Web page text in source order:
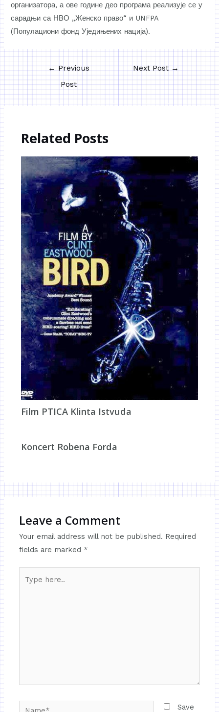
организатора, а ове године део програма реализује се у
сарадњи са НВО „Женско право“ и UNFPA
(Популациони фонд Уједињених нација).
← Previous
Post
Next Post →
Related Posts
Film PTICA Klinta Istvuda
Koncert Robena Forda
Leave a Comment
Your email address will not be published. Required
fields are marked *
Save